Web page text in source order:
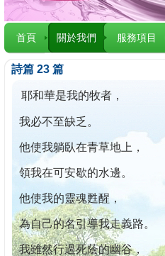
首頁 關於我們 服務項目
詩篇 23 篇
耶和華是我的牧者，
我必不至缺乏。
他使我躺臥在青草地上，
領我在可安歇的水邊。
他使我的靈魂甦醒，
為自己的名引導我走義路。
我雖然行過死蔭的幽谷，